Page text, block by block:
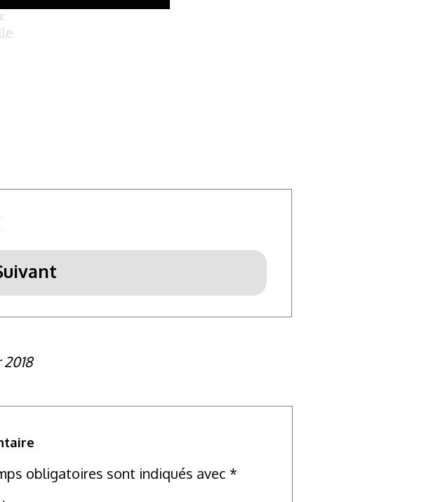
obligatoires sont indiqués avec *